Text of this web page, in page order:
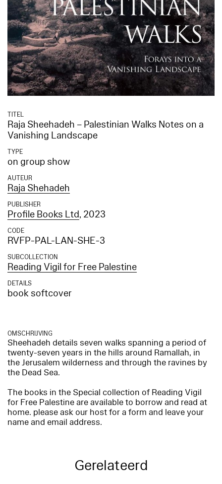
TITEL
Raja Sheehadeh – Palestinian Walks Notes on a
Vanishing Landscape
TYPE
on group show
AUTEUR
Raja Shehadeh
PUBLISHER
Profile Books Ltd, 2023
CODE
RVFP-PAL-LAN-SHE-3
SUBCOLLECTION
Reading Vigil for Free Palestine
DETAILS
book softcover
OMSCHRIJVING
Sheehadeh details seven walks spanning a period of
twenty-seven years in the hills around Ramallah, in
the Jerusalem wilderness and through the ravines by
the Dead Sea.
The books in the Special collection of Reading Vigil
for Free Palestine are available to borrow and read at
home. please ask our host for a form and leave your
name and email address.
Gerelateerd